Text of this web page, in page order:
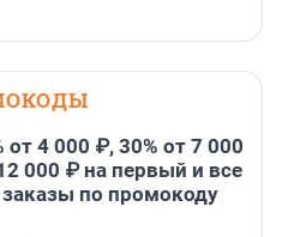
от 4 000 ₽, 30% от 7 000
000 ₽ на первый и все
по промокоду